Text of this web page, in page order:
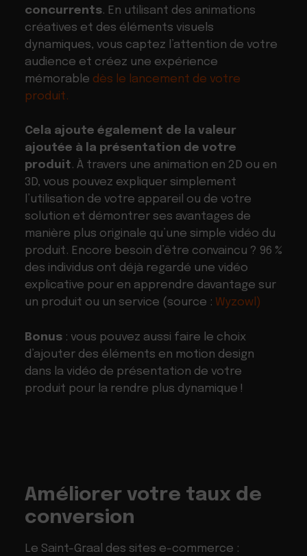
concurrents. En utilisant des animations
créatives et des éléments visuels
dynamiques, vous captez l’attention de votre
audience et créez une expérience
mémorable dès le lancement de votre
produit.
Cela ajoute également de la valeur
ajoutée à la présentation de votre
produit. À travers une animation en 2D ou en
3D, vous pouvez expliquer simplement
l’utilisation de votre appareil ou de votre
solution et démontrer ses avantages de
manière plus originale qu’une simple vidéo du
produit. Encore besoin d’être convaincu ? 96 %
des individus ont déjà regardé une vidéo
explicative pour en apprendre davantage sur
un produit ou un service (source : Wyzowl)
Bonus: vous pouvez aussi faire le choix
d’ajouter des éléments en motion design
dans la vidéo de présentation de votre
produit pour la rendre plus dynamique !
Améliorer votre taux de
conversion
Le Saint-Graal des sites e-commerce :